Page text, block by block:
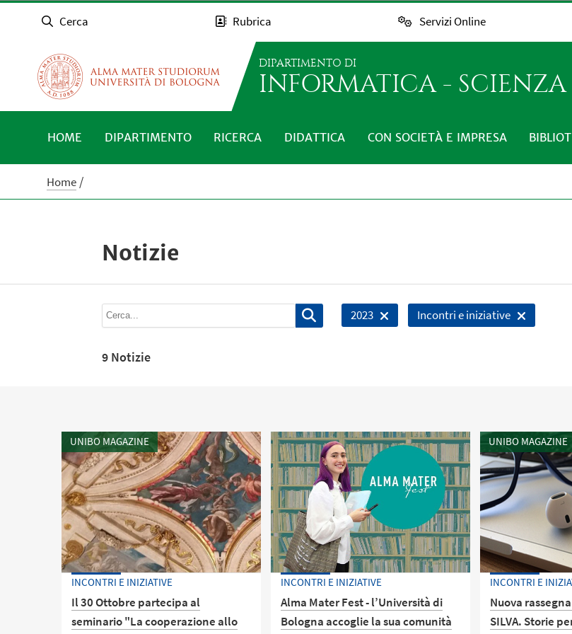
Cerca Rubrica Servizi Online
DIPARTIMENTO DI
INFORMATICA -
HOME DIPARTIMENTO RICERCA DIDATTICA CON SOCIETÀ E IMPRESA
Home
Notizie
2023 Incontri e iniziative
9 Notizie
UNIBO MAGAZINE
INCONTRI E INIZIATIVE
Il 30 Ottobre partecipa al
seminario "La cooperazione allo
INCONTRI E INIZIATIVE
Alma Mater Fest - l’Università di
Bologna accoglie la sua comunità
UNIBO MAGAZINE
INCONTRI E
Nuova
SILVA. Storie